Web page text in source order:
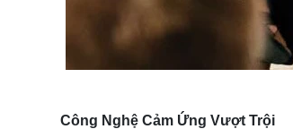
Công Nghệ Cảm Ứng Vượt Trội